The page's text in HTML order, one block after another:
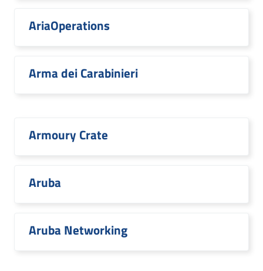
AriaOperations
Arma dei Carabinieri
Armoury Crate
Aruba
Aruba Networking